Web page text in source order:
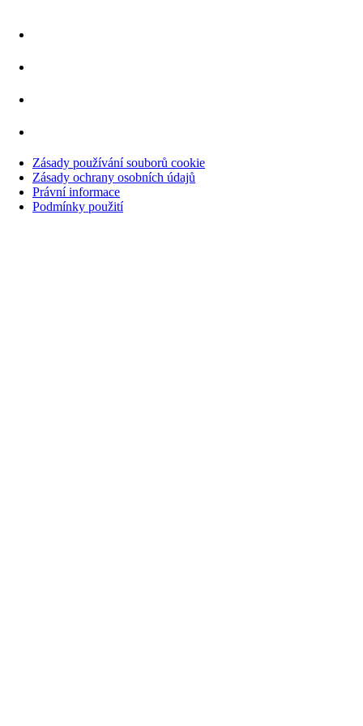
Zásady používání souborů cookie
Zásady ochrany osobních údajů
Právní informace
Podmínky použití